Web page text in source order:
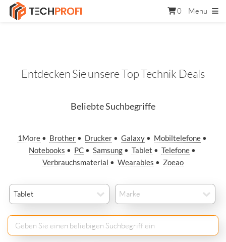
0 Menu
Entdecken Sie unsere Top Technik Deals
Beliebte Suchbegriffe
1More • Brother • Drucker • Galaxy • Mobiltelefone •
Notebooks • PC • Samsung • Tablet • Telefone •
Verbrauchsmaterial • Wearables • Zoeao